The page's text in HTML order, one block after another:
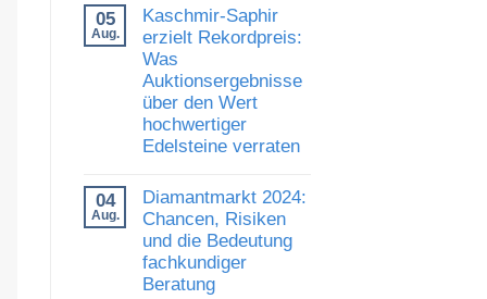
Gilbertson
für
den
Diamantkauf
bedeutet
zu
Luxusschmuckmarkt
zeigt
Stärke:
Was
die
Nachfrage
nach
Diamanten
und
bedeutet
05
Aug.
Kaschmir-Saphir
erzielt Rekordpreis:
Was
Auktionsergebnisse
über den Wert
hochwertiger
Edelsteine verraten
zu
Kaschmir-
Saphir
erzielt
Rekordpreis:
Was
Auktionsergebnisse
04
Aug.
Diamantmarkt 2024:
Chancen, Risiken
und die Bedeutung
fachkundiger
Beratung